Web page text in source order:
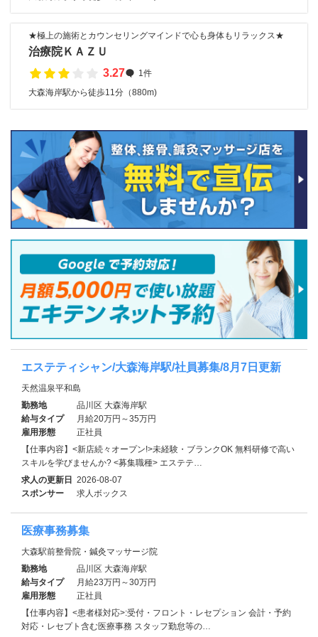
★極上の施術とカウンセリングマインドで心も身体もリラックス★
治療院ＫＡＺＵ
3.27
1件
大森海岸駅から徒歩11分（880m)
エステティシャン/大森海岸駅/社員募集/8月7日更新
天然温泉平和島
勤務地
品川区 大森海岸駅
給与タイプ
月給20万円～35万円
雇用形態
正社員
【仕事内容】<新店続々オープン!>未経験・ブランクOK 無料研修で高い
スキルを学びませんか? <募集職種> エステテ…
求人の更新日 2026-08-07
スポンサー
求人ボックス
医療事務募集
大森駅前整骨院・鍼灸マッサージ院
勤務地
品川区 大森海岸駅
給与タイプ
月給23万円～30万円
雇用形態
正社員
【仕事内容】<患者様対応>:受付・フロント・レセプション 会計・予約
対応・レセプト含む医療事務 スタッフ勤怠等の…